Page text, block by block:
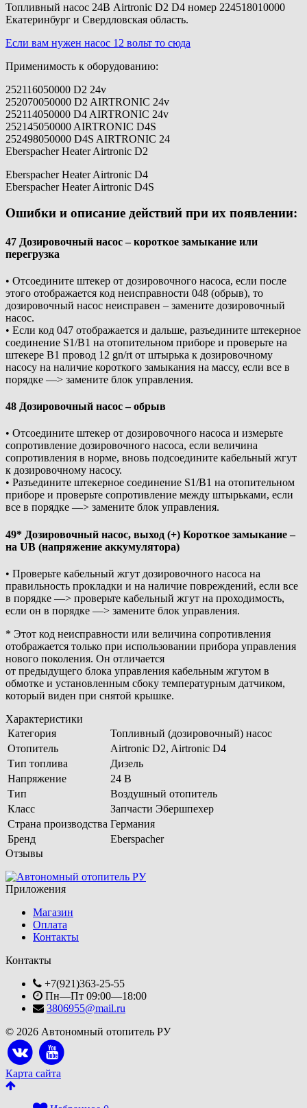
Топливный насос 24В Airtronic D2 D4 номер 224518010000
Екатеринбург и Свердловская область.
Если вам нужен насос 12 вольт то сюда
Применимость к оборудованию:
252116050000 D2 24v
252070050000 D2 AIRTRONIC 24v
252114050000 D4 AIRTRONIC 24v
252145050000 AIRTRONIC D4S
252498050000 D4S AIRTRONIC 24
Eberspacher Heater Airtronic D2
Eberspacher Heater Airtronic D4
Eberspacher Heater Airtronic D4S
Ошибки и описание действий при их появлении:
47 Дозировочный насос – короткое замыкание или
перегрузка
• Отсоедините штекер от дозировочного насоса, если после
этого отображается код неисправности 048 (обрыв), то
дозировочный насос неисправен – замените дозировочный
насос.
• Если код 047 отображается и дальше, разъедините штекерное
соединение S1/B1 на отопительном приборе и проверьте на
штекере B1 провод 12 gn/rt от штырька к дозировочному
насосу на наличие короткого замыкания на массу, если все в
порядке —> замените блок управления.
48 Дозировочный насос – обрыв
• Отсоедините штекер от дозировочного насоса и измерьте
сопротивление дозировочного насоса, если величина
сопротивления в норме, вновь подсоедините кабельный жгут
к дозировочному насосу.
• Разъедините штекерное соединение S1/B1 на отопительном
приборе и проверьте сопротивление между штырьками, если
все в порядке —> замените блок управления.
49* Дозировочный насос, выход (+) Короткое замыкание –
на UB (напряжение аккумулятора)
• Проверьте кабельный жгут дозировочного насоса на
правильность прокладки и на наличие повреждений, если все
в порядке —> проверьте кабельный жгут на проходимость,
если он в порядке —> замените блок управления.
* Этот код неисправности или величина сопротивления
отображается только при использовании прибора управления
нового поколения. Он отличается
от предыдущего блока управления кабельным жгутом в
обмотке и установленным сбоку температурным датчиком,
который виден при снятой крышке.
Характеристики
Категория
Топливный (дозировочный) насос
Отопитель
Airtronic D2, Airtronic D4
Тип топлива
Дизель
Напряжение
24 В
Тип
Воздушный отопитель
Класс
Запчасти Эбершпехер
Страна производства Германия
Бренд
Eberspacher
Отзывы
Приложения
Магазин
Оплата
Контакты
Контакты
+7(921)363-25-55
Пн—Пт 09:00—18:00
3806955@mail.ru
© 2026 Автономный отопитель РУ
Карта сайта